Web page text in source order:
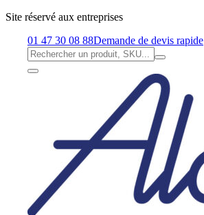
Site réservé aux entreprises
01 47 30 08 88Demande de devis rapide